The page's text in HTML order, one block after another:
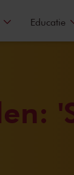
Educatie